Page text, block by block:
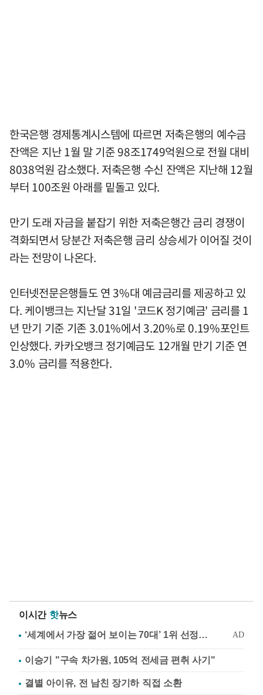
한국은행 경제통계시스템에 따르면 저축은행의 예수금
잔액은 지난 1월 말 기준 98조1749억원으로 전월 대비
8038억원 감소했다. 저축은행 수신 잔액은 지난해 12월
부터 100조원 아래를 밑돌고 있다.
만기 도래 자금을 붙잡기 위한 저축은행간 금리 경쟁이
격화되면서 당분간 저축은행 금리 상승세가 이어질 것이
라는 전망이 나온다.
인터넷전문은행들도 연 3%대 예금금리를 제공하고 있
다. 케이뱅크는 지난달 31일 '코드K 정기예금' 금리를 1
년 만기 기준 기존 3.01%에서 3.20%로 0.19%포인트
인상했다. 카카오뱅크 정기예금도 12개월 만기 기준 연
3.0% 금리를 적용한다.
이시간 핫뉴스
이승기 "구속 차가원, 105억 전세금 편취 사기"
결별 아이유, 전 남친 장기하 직접 소환